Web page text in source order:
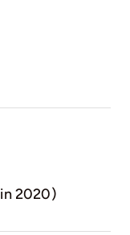
2020)